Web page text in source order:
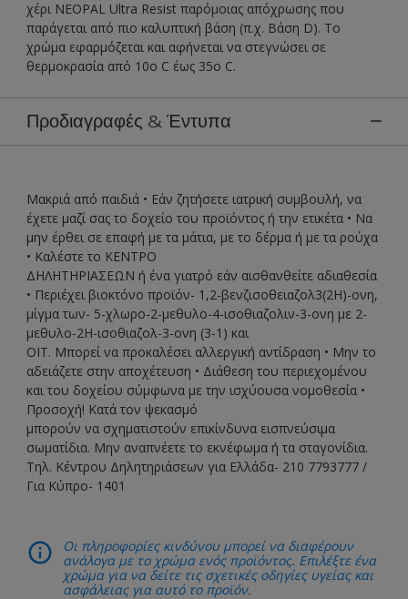
χέρι NEOPAL Ultra Resist παρόμοιας απόχρωσης που
παράγεται από πιο καλυπτική βάση (π.χ. Βάση D). Το
χρώμα εφαρμόζεται και αφήνεται να στεγνώσει σε
θερμοκρασία από 10ο C έως 35o C.
Προδιαγραφές & Έντυπα
Μακριά από παιδιά • Εάν ζητήσετε ιατρική συμβουλή, να
έχετε μαζί σας το δοχείο του προϊόντος ή την ετικέτα • Να
μην έρθει σε επαφή με τα μάτια, με το δέρμα ή με τα ρούχα
• Καλέστε το ΚΕΝΤΡΟ
ΔΗΛΗΤΗΡΙΑΣΕΩΝ ή ένα γιατρό εάν αισθανθείτε αδιαθεσία
• Περιέχει βιοκτόνο προϊόν- 1,2-βενζισοθειαζολ3(2Η)-ονη,
μίγμα των- 5-χλωρο-2-μεθυλο-4-ισοθιαζολιν-3-ονη με 2-
μεθυλο-2Η-ισοθιαζολ-3-ονη (3-1) και
ΟΙΤ. Μπορεί να προκαλέσει αλλεργική αντίδραση • Μην το
αδειάζετε στην αποχέτευση • Διάθεση του περιεχομένου
και του δοχείου σύμφωνα με την ισχύουσα νομοθεσία •
Προσοχή! Κατά τον ψεκασμό
μπορούν να σχηματιστούν επικίνδυνα εισπνεύσιμα
σωματίδια. Μην αναπνέετε το εκνέφωμα ή τα σταγονίδια.
Τηλ. Κέντρου Δηλητηριάσεων για Ελλάδα- 210 7793777 /
Για Κύπρο- 1401
Οι πληροφορίες κινδύνου μπορεί να διαφέρουν
ανάλογα με το χρώμα ενός προϊόντος. Επιλέξτε ένα
χρώμα για να δείτε τις σχετικές οδηγίες υγείας και
ασφάλειας για αυτό το προϊόν.